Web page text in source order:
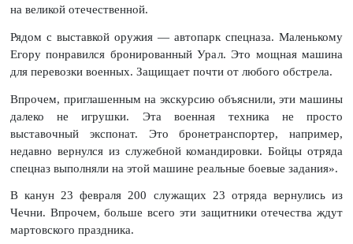
на великой отечественной.
Рядом с выставкой оружия — автопарк спецназа. Маленькому
Егору понравился бронированный Урал. Это мощная машина
для перевозки военных. Защищает почти от любого обстрела.
Впрочем, приглашенным на экскурсию объяснили, эти машины
далеко не игрушки. Эта военная техника не просто
выставочный экспонат. Это бронетранспортер, например,
недавно вернулся из служебной командировки. Бойцы отряда
спецназ выполняли на этой машине реальные боевые задания».
В канун 23 февраля 200 служащих 23 отряда вернулись из
Чечни. Впрочем, больше всего эти защитники отечества ждут
мартовского праздника.